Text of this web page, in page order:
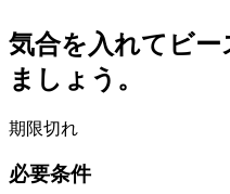
気合を入れてビ
ましょう。
期限切れ
必要条件